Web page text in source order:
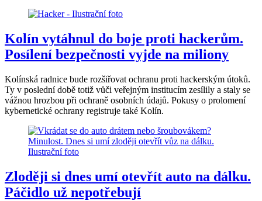
Kolín vytáhnul do boje proti hackerům.
Posílení bezpečnosti vyjde na miliony
Kolínská radnice bude rozšiřovat ochranu proti hackerským útoků.
Ty v poslední době totiž vůči veřejným institucím zesílily a staly se
vážnou hrozbou při ochraně osobních údajů. Pokusy o prolomení
kybernetické ochrany registruje také Kolín.
Zloději si dnes umí otevřít auto na dálku.
Páčidlo už nepotřebují